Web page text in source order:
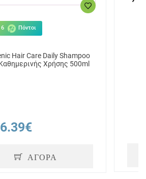
6 Πόντοι
Hair Care Daily Shampoo
Χρήσης 500ml
6.39€
ΑΓΟΡΑ